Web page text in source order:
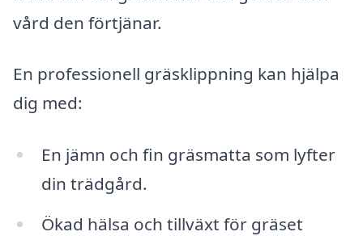
vård den förtjänar.
En professionell gräsklippning kan hjälpa
dig med:
En jämn och fin gräsmatta som lyfter
din trädgård.
Ökad hälsa och tillväxt för gräset